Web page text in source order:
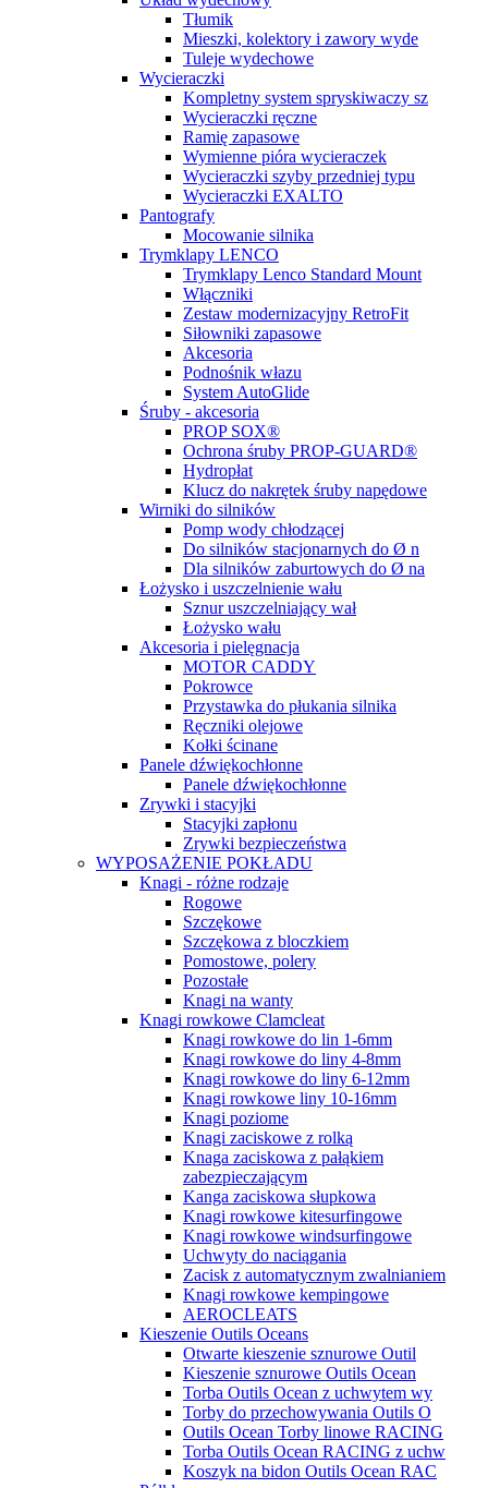
Tłumik
Mieszki, kolektory i zawory wyde
Tuleje wydechowe
Wycieraczki
Kompletny system spryskiwaczy sz
Wycieraczki ręczne
Ramię zapasowe
Wymienne pióra wycieraczek
Wycieraczki szyby przedniej typu
Wycieraczki EXALTO
Pantografy
Mocowanie silnika
Trymklapy LENCO
Trymklapy Lenco Standard Mount
Włączniki
Zestaw modernizacyjny RetroFit
Siłowniki zapasowe
Akcesoria
Podnośnik włazu
System AutoGlide
Śruby - akcesoria
PROP SOX®
Ochrona śruby PROP-GUARD®
Hydropłat
Klucz do nakrętek śruby napędowe
Wirniki do silników
Pomp wody chłodzącej
Do silników stacjonarnych do Ø n
Dla silników zaburtowych do Ø na
Łożysko i uszczelnienie wału
Sznur uszczelniający wał
Łożysko wału
Akcesoria i pielęgnacja
MOTOR CADDY
Pokrowce
Przystawka do płukania silnika
Ręczniki olejowe
Kołki ścinane
Panele dźwiękochłonne
Panele dźwiękochłonne
Zrywki i stacyjki
Stacyjki zapłonu
Zrywki bezpieczeństwa
WYPOSAŻENIE POKŁADU
Knagi - różne rodzaje
Rogowe
Szczękowe
Szczękowa z bloczkiem
Pomostowe, polery
Pozostałe
Knagi na wanty
Knagi rowkowe Clamcleat
Knagi rowkowe do lin 1-6mm
Knagi rowkowe do liny 4-8mm
Knagi rowkowe do liny 6-12mm
Knagi rowkowe liny 10-16mm
Knagi poziome
Knagi zaciskowe z rolką
Knaga zaciskowa z pałąkiem
zabezpieczającym
Kanga zaciskowa słupkowa
Knagi rowkowe kitesurfingowe
Knagi rowkowe windsurfingowe
Uchwyty do naciągania
Zacisk z automatycznym zwalnianiem
Knagi rowkowe kempingowe
AEROCLEATS
Kieszenie Outils Oceans
Otwarte kieszenie sznurowe Outil
Kieszenie sznurowe Outils Ocean
Torba Outils Ocean z uchwytem wy
Torby do przechowywania Outils O
Outils Ocean Torby linowe RACING
Torba Outils Ocean RACING z uchw
Koszyk na bidon Outils Ocean RAC